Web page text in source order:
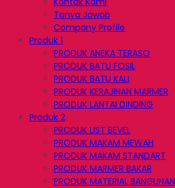
Tanya Jawab
Company Profile
Produk 1
PRODUK ANEKA TERASO
PRODUK BATU FOSIL
PRODUK BATU KALI
PRODUK KERAJINAN MARMER
PRODUK LANTAI DINDING
Produk 2
PRODUK LIST BEVEL
PRODUK MAKAM MEWAH
PRODUK MAKAM STANDART
PRODUK MARMER BAKAR
PRODUK MATERIAL BANGUNAN